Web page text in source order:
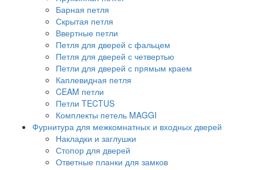
Барная петля
Скрытая петля
Ввертные петли
Петля для дверей с фальцем
Петля для дверей с четвертью
Петли для дверей с прямым краем
Каплевидная петля
CEAM петли
Петли TECTUS
Комплекты петель MAGGI
Фурнитура для межкомнатных и входных дверей
Накладки и заглушки
Стопор для дверей
Ответные планки для замков